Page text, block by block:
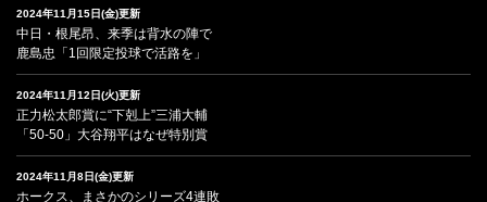
2024年11月15日(金)更新
中日・根尾昂、来季は背水の陣で
鹿島忠「1回限定投球で活路を」
2024年11月12日(火)更新
正力松太郎賞に“下剋上”三浦大輔
「50-50」大谷翔平はなぜ特別賞
2024年11月8日(金)更新
ホークス、まさかのシリーズ4連敗